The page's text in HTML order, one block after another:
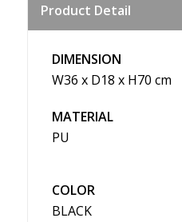
Weibo
Product Detail
DIMENSION
W36 x D18 x H70 cm
MATERIAL
PU
COLOR
BLACK